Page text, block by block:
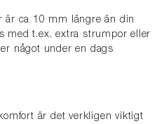
är ca 10 mm längre än din
med t.ex. extra strumpor eller
något under en dags
är det verkligen viktigt